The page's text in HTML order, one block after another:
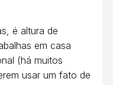
é altura de
em casa
(há muitos
usar um fato de